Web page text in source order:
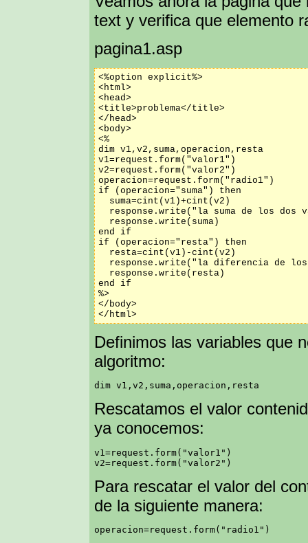
text y verifica que elemento
pagina1.asp
<%option explicit%>
<html>
<head>
<title>problema</title>
</head>
<body>
<%
dim v1,v2,suma,operacion,resta
v1=request.form("valor1")
v2=request.form("valor2")
operacion=request.form("radio1")
if (operacion="suma") then
  suma=cint(v1)+cint(v2)
response.write("la suma de los dos
  response.write(suma)
end if
if (operacion="resta") then
  resta=cint(v1)-cint(v2)
response.write("la diferencia de
  response.write(resta)
end if
%>
</body>
Definimos las variables que
algoritmo:
Rescatamos el valor
ya conocemos:
v1=request.form("valor1")
Para rescatar el valor del
de la siguiente manera: